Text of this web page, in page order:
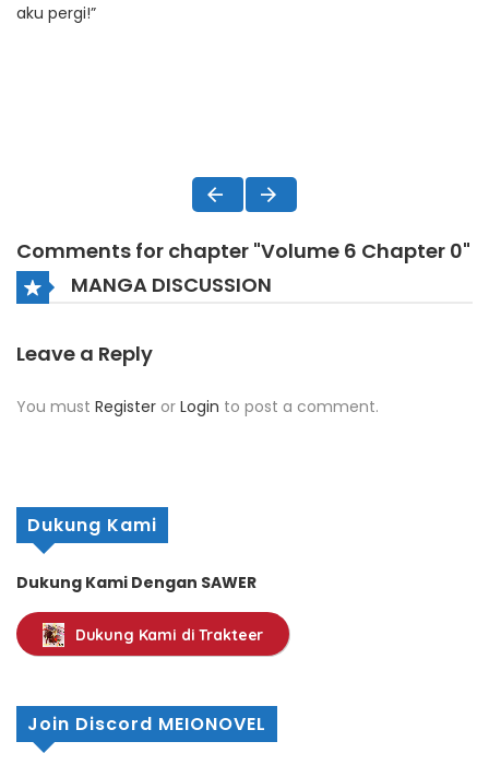
aku pergi!”
Comments for chapter "Volume 6 Chapter 0"
MANGA DISCUSSION
Leave a Reply
You must Register or Login to post a comment.
Dukung Kami
Dukung Kami Dengan SAWER
Dukung Kami di Trakteer
Join Discord MEIONOVEL